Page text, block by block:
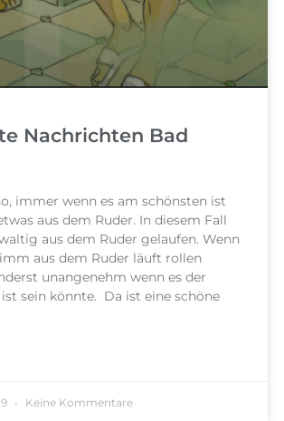
Nachrichten Bad
immer wenn es am schönsten ist
aus dem Ruder. In diesem Fall
aus dem Ruder gelaufen. Wenn
aus dem Ruder läuft rollen
unangenehm wenn es der
sein könnte. Da ist eine schöne
Keine Kommentare